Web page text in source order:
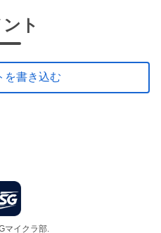
ト
を書き込む
マイクラ部.